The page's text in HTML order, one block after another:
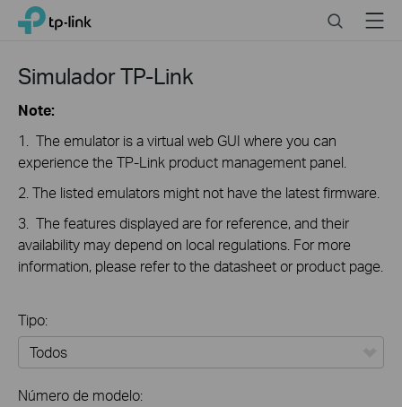
Click
navigation
TP-Link, Reliably Smart SearchMenu
Simulador TP-Link
Note:
1. The emulator is a virtual web GUI where you can
experience the TP-Link product management panel.
2. The listed emulators might not have the latest firmware.
3. The features displayed are for reference, and their
availability may depend on local regulations. For more
information, please refer to the datasheet or product page.
Tipo:
Número de modelo: